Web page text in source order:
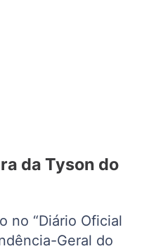
da Tyson do
no “Diário Oficial
Geral do